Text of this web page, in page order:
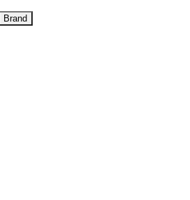
Brand